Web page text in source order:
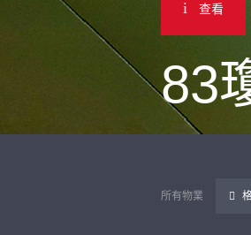
查看
83
所有物業